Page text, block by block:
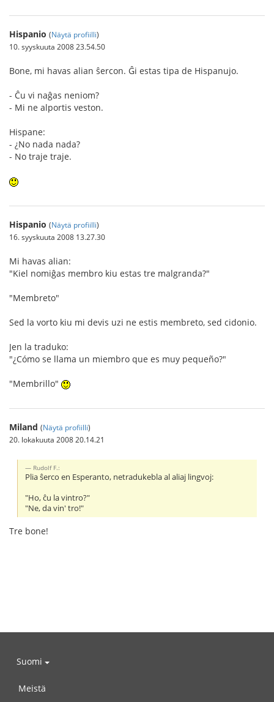
Hispanio (Näytä profiilli)
10. syyskuuta 2008 23.54.50
Bone, mi havas alian ŝercon. Ĝi estas tipa de Hispanujo.
- Ĉu vi naĝas neniom?
- Mi ne alportis veston.
Hispane:
- ¿No nada nada?
- No traje traje.
Hispanio (Näytä profiilli)
16. syyskuuta 2008 13.27.30
Mi havas alian:
"Kiel nomiĝas membro kiu estas tre malgranda?"
"Membreto"
Sed la vorto kiu mi devis uzi ne estis membreto, sed cidonio.
Jen la traduko:
"¿Cómo se llama un miembro que es muy pequeño?"
"Membrillo"
Miland (Näytä profiilli)
20. lokakuuta 2008 20.14.21
Rudolf F.:
Plia ŝerco en Esperanto, netradukebla al aliaj lingvoj:
"Ho, ĉu la vintro?"
"Ne, da vin' tro!"
Tre bone!
Suomi
Meistä